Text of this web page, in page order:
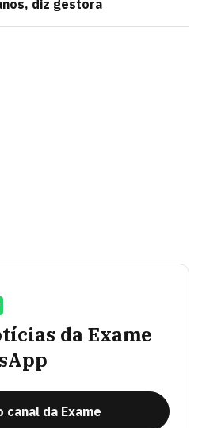
diz gestora
da Exame
canal da Exame